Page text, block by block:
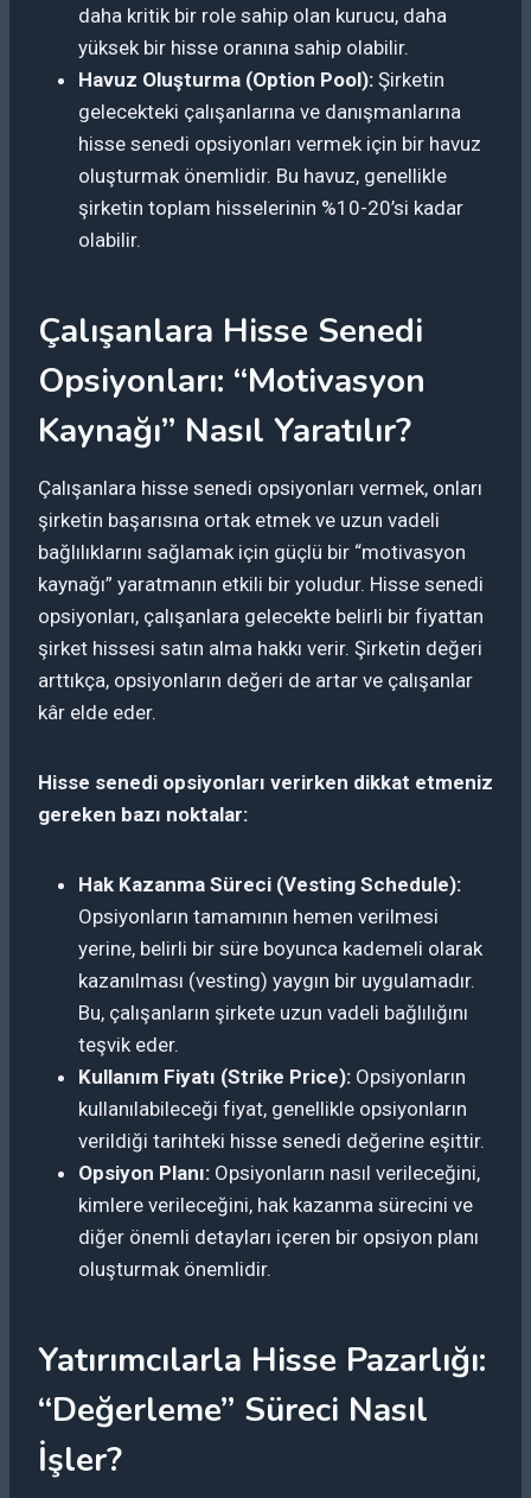
daha kritik bir role sahip olan kurucu, daha
yüksek bir hisse oranına sahip olabilir.
Havuz Oluşturma (Option Pool): Şirketin
gelecekteki çalışanlarına ve danışmanlarına
hisse senedi opsiyonları vermek için bir havuz
oluşturmak önemlidir. Bu havuz, genellikle
şirketin toplam hisselerinin %10-20’si kadar
olabilir.
Çalışanlara Hisse Senedi
Opsiyonları: “Motivasyon
Kaynağı” Nasıl Yaratılır?
Çalışanlara hisse senedi opsiyonları vermek, onları
şirketin başarısına ortak etmek ve uzun vadeli
bağlılıklarını sağlamak için güçlü bir “motivasyon
kaynağı” yaratmanın etkili bir yoludur. Hisse senedi
opsiyonları, çalışanlara gelecekte belirli bir fiyattan
şirket hissesi satın alma hakkı verir. Şirketin değeri
arttıkça, opsiyonların değeri de artar ve çalışanlar
kâr elde eder.
Hisse senedi opsiyonları verirken dikkat etmeniz
gereken bazı noktalar:
Hak Kazanma Süreci (Vesting Schedule):
Opsiyonların tamamının hemen verilmesi
yerine, belirli bir süre boyunca kademeli olarak
kazanılması (vesting) yaygın bir uygulamadır.
Bu, çalışanların şirkete uzun vadeli bağlılığını
teşvik eder.
Kullanım Fiyatı (Strike Price): Opsiyonların
kullanılabileceği fiyat, genellikle opsiyonların
verildiği tarihteki hisse senedi değerine eşittir.
Opsiyon Planı: Opsiyonların nasıl verileceğini,
kimlere verileceğini, hak kazanma sürecini ve
diğer önemli detayları içeren bir opsiyon planı
oluşturmak önemlidir.
Yatırımcılarla Hisse Pazarlığı:
“Değerleme” Süreci Nasıl
İşler?